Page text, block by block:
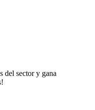
del sector y gana